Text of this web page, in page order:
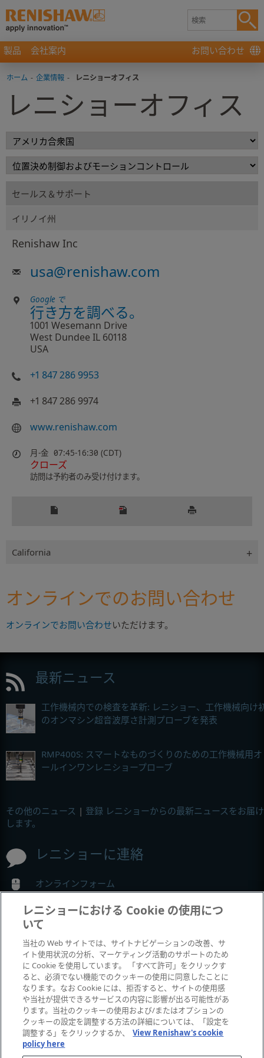
製品 会社案内 お問い合わせ
ホーム - 企業情報 - レニショーオフィス
レニショーオフィス
セールス＆サポート
イリノイ州
Renishaw Inc
usa@renishaw.com
Google で
行き方を調べる。
1001 Wesemann Drive
West Dundee IL 60118
USA
+1 847 286 9953
+1 847 286 9974
www.renishaw.com
月-金 07:45-16:30 (CDT)
クローズ
訪問は予約者のみ受け付けます。
California
オンラインでのお問い合わせ
オンラインでお問い合わせいただけます。
最新ニュース
工作機械内での検査を革新: レニショー、工作機械向け
のオンマシン超音波厚さ計測プローブを発表
RMP400S: スマートなものづくりのための工作機械用オ
ールインワンレニショープローブ
その他のニュース | 登録 レニショーからの最新ニュースをお届け
します。
レニショーに連絡
オンラインフォーム
オフィスの詳細情報
MyRenishaw
オンラインストア
展示会とコンフェレンス
レニショーの出展イベント
レニショーにおける Cookie の使用につ
いて
当社の Web サイトでは、サイトナビゲーションの改善、サ
イト使用状況の分析、マーケティング活動のサポートのため
に Cookie を使用しています。 「すべて許可」をクリックす
ると、必須でない機能でのクッキーの使用に同意したことに
なります。なお Cookie には、拒否すると、サイトの使用感
や当社が提供できるサービスの内容に影響が出る可能性があ
ります。当社のクッキーの使用および/またはオプションの
クッキーの設定を調整する方法の詳細については、「設定を
調整する」をクリックするか、
View Renishaw's cookie
policy here